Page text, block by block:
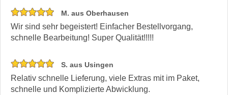
M. aus Oberhausen
Wir sind sehr begeistert! Einfacher Bestellvorgang,
schnelle Bearbeitung! Super Qualität!!!!!
S. aus Usingen
Relativ schnelle Lieferung, viele Extras mit im Paket,
schnelle und Komplizierte Abwicklung.